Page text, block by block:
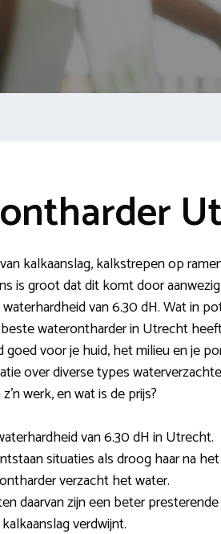
kalkaanslag, kalkstrepen op
is groot dat dit komt door
van 6.30 dH. Wat in
waterontharder in Utrecht
voor je huid, het milieu en je
over diverse types
werk, en wat is de prijs?
van 6.30 dH in Utrecht.
situaties als droog haar na
verzacht het water.
daarvan zijn een beter
verdwijnt.